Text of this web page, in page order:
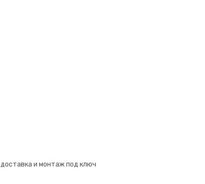
доставка и монтаж под ключ